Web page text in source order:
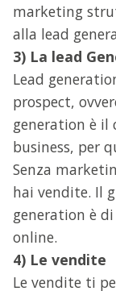
marketing
alla lead
3) La lead
Lead
prospect,
generation è il
business, per
Senza
hai vendite. Il
generation è
online.
4) Le vendite
Le vendite ti